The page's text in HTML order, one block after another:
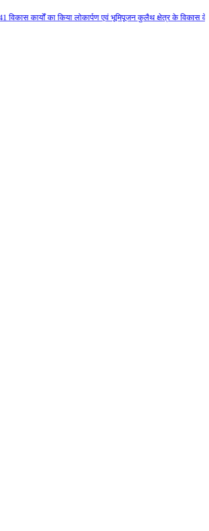
लोकार्पण एवं भूमिपूजन कुलैथ क्षेत्र के विकास के लिये की बड़ी-बड़ी